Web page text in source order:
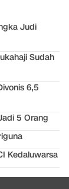
Judi
Sudah
6,5
5 Orang
Kedaluwarsa